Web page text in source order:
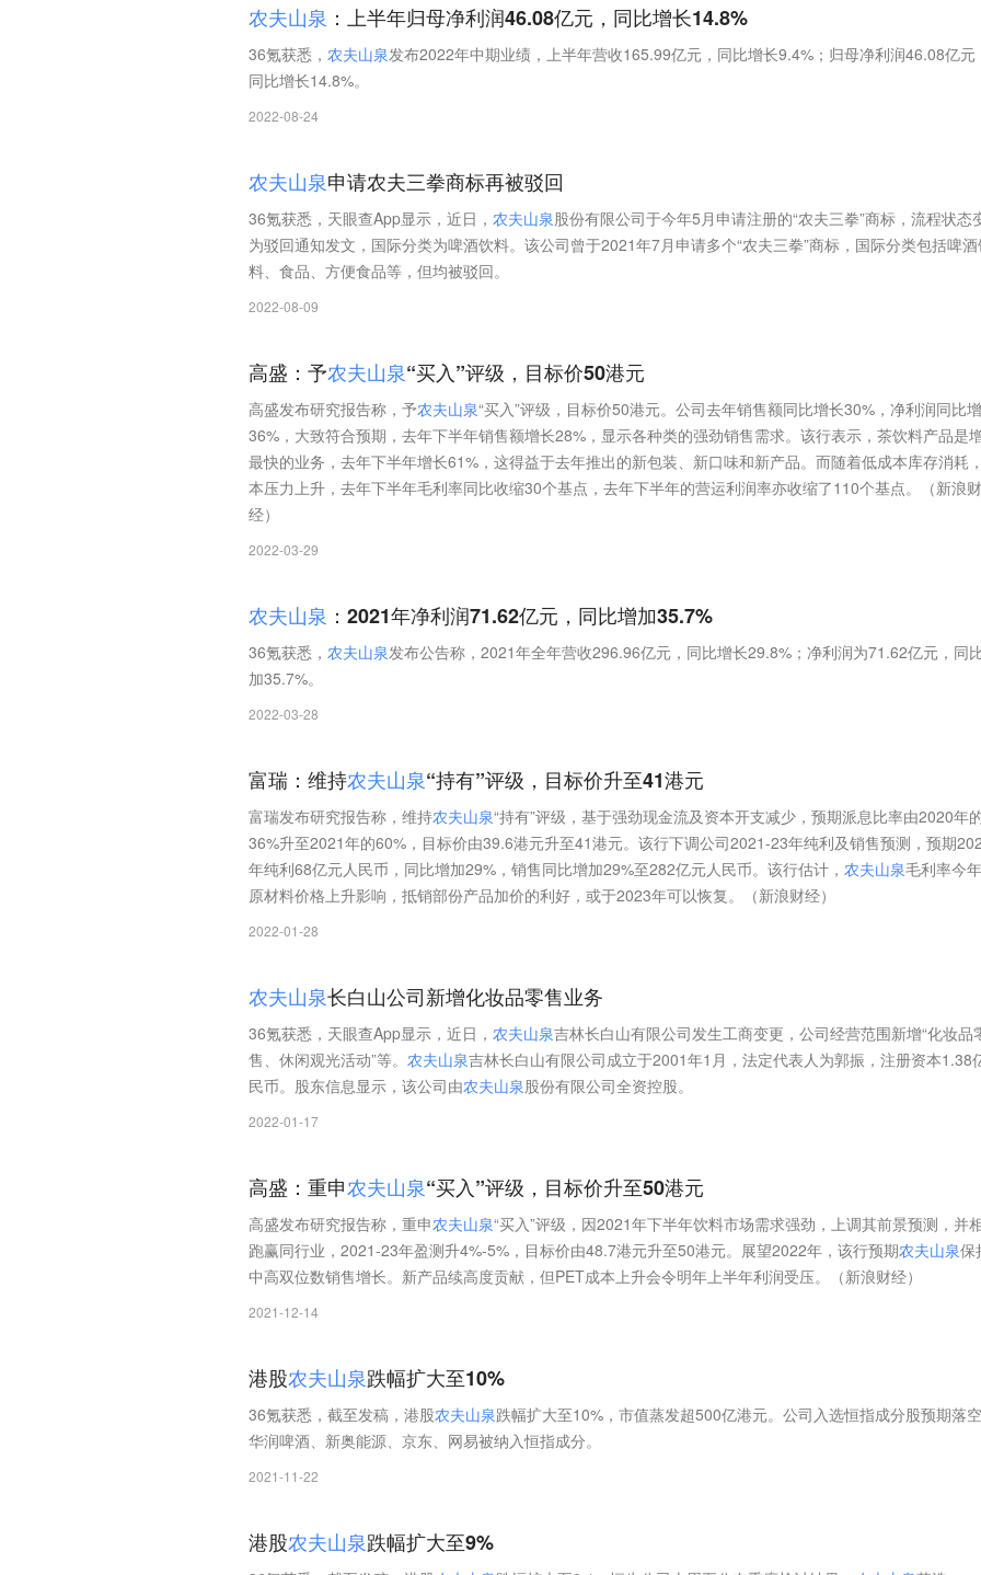
农夫山泉 ：上半年归母净利润46.08亿元，同比增长14.8%
36氪获悉， 农夫山泉发布2022年中期业绩，上半年营收165.99亿元，同比增长9.4%；归母净利润46.08亿元
同比增长14.8%。
2022-08-24
农夫山泉申请农夫三拳商标再被驳回
36氪获悉，天眼查App显示，近日， 农夫山泉股份有限公司于今年5月申请注册的“农夫三拳”商标，流程状态
为驳回通知发文，国际分类为啤酒饮料。该公司曾于2021年7月申请多个“农夫三拳”商标，国际分类包括啤
料、食品、方便食品等，但均被驳回。
2022-08-09
高盛：予农夫山泉“买入”评级，目标价50港元
高盛发布研究报告称，予农夫山泉“买入”评级，目标价50港元。公司去年销售额同比增长30%，净利润同比
36%，大致符合预期，去年下半年销售额增长28%，显示各种类的强劲销售需求。该行表示，茶饮料产品是
最快的业务，去年下半年增长61%，这得益于去年推出的新包装、新口味和新产品。而随着低成本库存消耗
本压力上升，去年下半年毛利率同比收缩30个基点，去年下半年的营运利润率亦收缩了110个基点。（新浪财
经）
2022-03-29
农夫山泉 ：2021年净利润71.62亿元，同比增加35.7%
36氪获悉， 农夫山泉发布公告称，2021年全年营收296.96亿元，同比增长29.8%；净利润为71.62亿元，同
加35.7%。
2022-03-28
富瑞：维持农夫山泉“持有”评级，目标价升至41港元
富瑞发布研究报告称，维持农夫山泉“持有”评级，基于强劲现金流及资本开支减少，预期派息比率由2020年
36%升至2021年的60%，目标价由39.6港元升至41港元。该行下调公司2021-23年纯利及销售预测，预期
年纯利68亿元人民币，同比增加29%，销售同比增加29%至282亿元人民币。该行估计， 农夫山泉毛利率今
原材料价格上升影响，抵销部份产品加价的利好，或于2023年可以恢复。（新浪财经）
2022-01-28
农夫山泉长白山公司新增化妆品零售业务
36氪获悉，天眼查App显示，近日， 农夫山泉吉林长白山有限公司发生工商变更，公司经营范围新增“化妆品
售、休闲观光活动”等。 农夫山泉吉林长白山有限公司成立于2001年1月，法定代表人为郭振，注册资本1.38
民币。股东信息显示，该公司由农夫山泉股份有限公司全资控股。
2022-01-17
高盛：重申农夫山泉“买入”评级，目标价升至50港元
高盛发布研究报告称，重申农夫山泉“买入”评级，因2021年下半年饮料市场需求强劲，上调其前景预测，并
跑赢同行业，2021-23年盈测升4%-5%，目标价由48.7港元升至50港元。展望2022年，该行预期农夫山泉保
中高双位数销售增长。新产品续高度贡献，但PET成本上升会令明年上半年利润受压。（新浪财经）
2021-12-14
港股农夫山泉跌幅扩大至10%
36氪获悉，截至发稿，港股农夫山泉跌幅扩大至10%，市值蒸发超500亿港元。公司入选恒指成分股预期落空
华润啤酒、新奥能源、京东、网易被纳入恒指成分。
2021-11-22
港股农夫山泉跌幅扩大至9%